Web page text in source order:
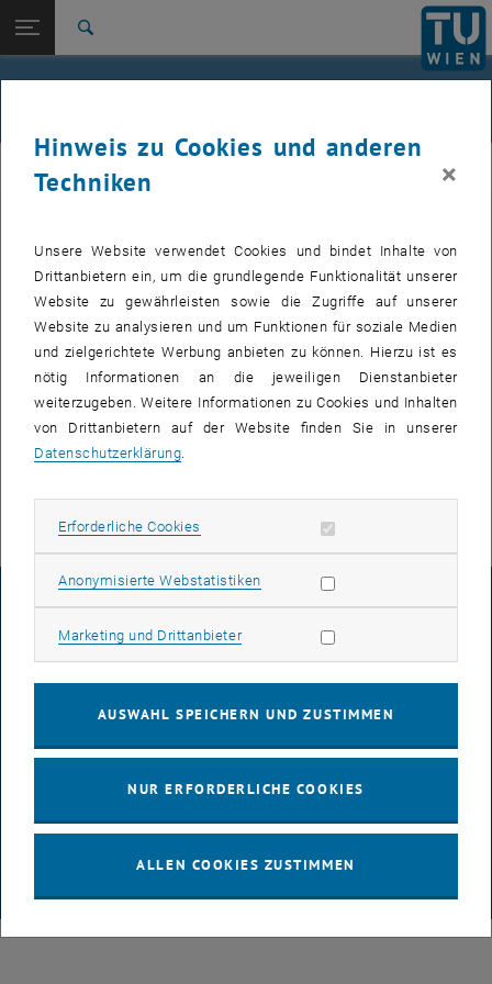
TU Login
Studium
International
Zur 1. Menü Ebene
femTUme
Zurück: Subseiten von femTUme auflisten
Zurück zur letzten Ebene:
femTUme
Jour fixe
femTUme
VERANSTALTUNGEN VOM 15. JULI 2026
Stammtisch 04.08.
04
AUG. 26
04 August 2026 bis
–
ANDERE tba, 1060 Wien
© TU Wien# 65814
IMPRESSUM
BARRIEREFREIHEITSERKLÄRUNG
DATENSCHUTZERKLÄRUNG (PDF)
COOKIEEINSTELLUNGEN
Hinweis zu Cookies und anderen
Techniken
×
Unsere Website verwendet Cookies und bindet Inhalte von
Drittanbietern ein, um die grundlegende Funktionalität unserer
Website zu gewährleisten sowie die Zugriffe auf unserer
Website zu analysieren und um Funktionen für soziale Medien
und zielgerichtete Werbung anbieten zu können. Hierzu ist es
nötig Informationen an die jeweiligen Dienstanbieter
weiterzugeben. Weitere Informationen zu Cookies und Inhalten
von Drittanbietern auf der Website finden Sie in unserer
Datenschutzerklärung.
Erforderliche Cookies Erforderliche Cookies zulassen
Anonymisierte WebstatistikenStatistik Cookies zulassen
Marketing und DrittanbieterMarketing Cookies zulassen
AUSWAHL SPEICHERN UND ZUSTIMMEN
NUR ERFORDERLICHE COOKIES
ALLEN COOKIES ZUSTIMMEN